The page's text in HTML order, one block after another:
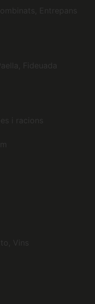
Entrepans
Fideuada
i racions
Vins